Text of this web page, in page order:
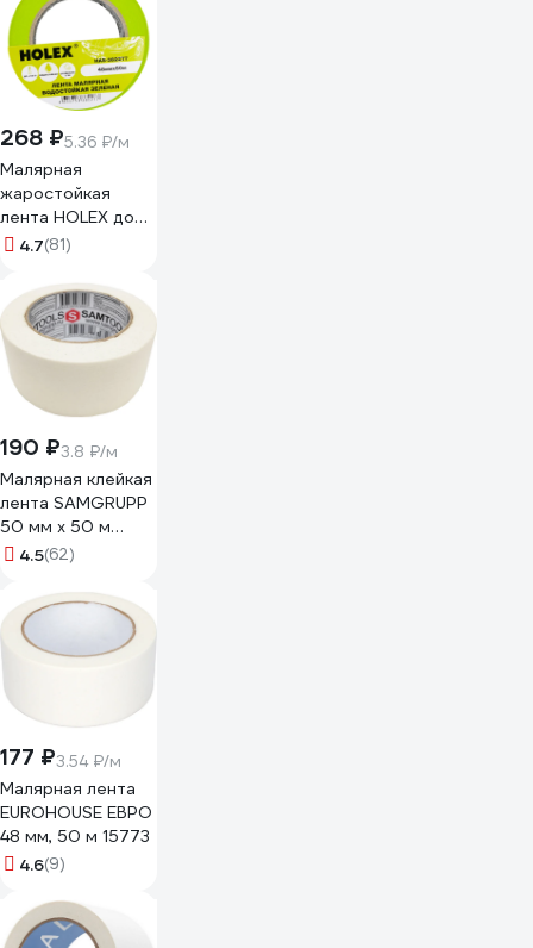
268 ₽5.36 ₽/м
Малярная
жаростойкая
лента HOLEX до
100С, зеленая,
мм, 50 м HAS-
382277
4.7(81)
190 ₽3.8 ₽/м
Малярная клейкая
лента SAMGRUPP
50 мм х 50 м
SAMC-
4.5(62)
177 ₽3.54 ₽/м
Малярная лента
EUROHOUSE ЕВРО
48 мм, 50 м 15773
4.6(9)